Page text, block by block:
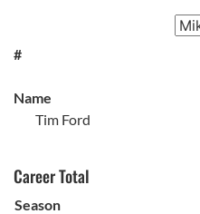
#
Name
Tim Ford
Career Total
Season